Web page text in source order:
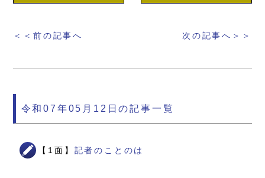
＜＜前の記事へ 次の記事へ＞＞
令和07年05月12日の記事一覧
【1面】 記者のことのは